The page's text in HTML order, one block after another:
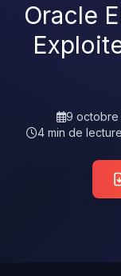
Oracle
9 octobre
4 min de lecture